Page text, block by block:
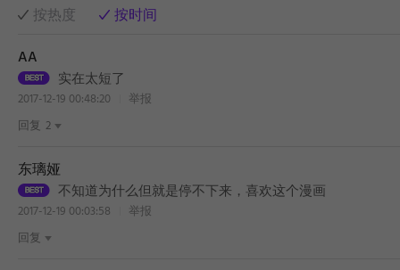
按热度
按时间
AA
实在太短了
2017-12-19 00:48:20
举报
回复 2
东璃娅
不知道为什么但就是停不下来，喜欢这个漫画
2017-12-19 00:03:58
举报
回复